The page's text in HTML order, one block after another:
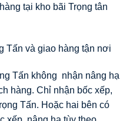
tại kho bãi Trọng tân
Tấn và giao hàng tận nơi
Tấn không nhận nâng hạ
hàng. Chỉ nhận bốc xếp,
Tấn. Hoặc hai bên có